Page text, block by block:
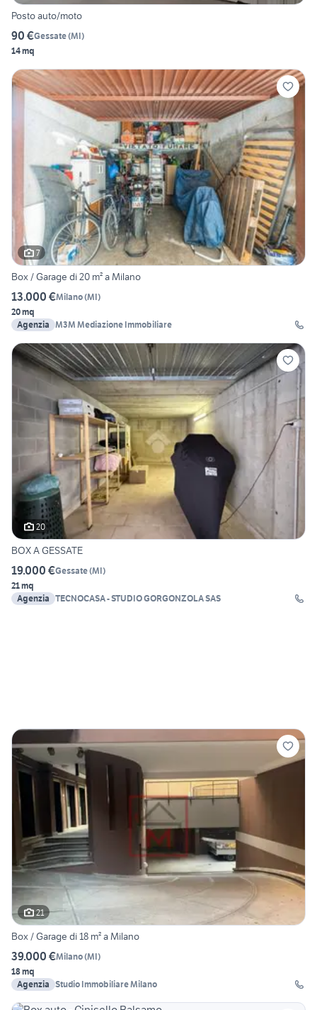
Posto auto/moto
90 €Gessate(MI)
14 mq
7
Box / Garage di 20 m² a Milano
13.000 €Milano(MI)
20 mq
Agenzia M3M Mediazione Immobiliare
20
BOX A GESSATE
19.000 €Gessate(MI)
21 mq
Agenzia
TECNOCASA - STUDIO GORGONZOLA SAS
21
Box / Garage di 18 m² a Milano
39.000 €Milano(MI)
18 mq
Agenzia Studio Immobiliare Milano